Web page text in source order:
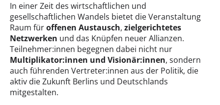
In einer Zeit des wirtschaftlichen und
gesellschaftlichen Wandels bietet die Veranstaltung
Raum füroffenen Austausch, zielgerichtetes
Netzwerken und das Knüpfen neuer Allianzen.
Teilnehmer:innen begegnen dabei nicht nur
Multiplikator:innen und Visionär:innen, sondern
auch führenden Vertreter:innen aus der Politik, die
aktiv die Zukunft Berlins und Deutschlands
mitgestalten.